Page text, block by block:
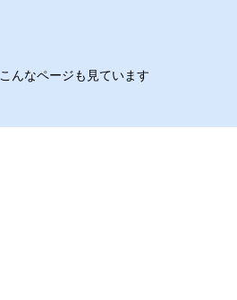
こんなページも見ています